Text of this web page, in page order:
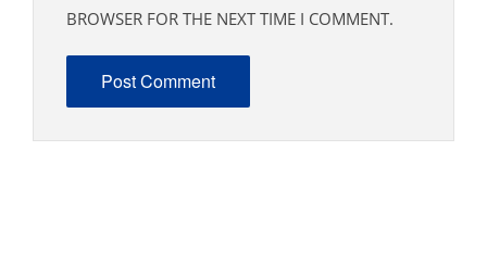
BROWSER FOR THE NEXT TIME I COMMENT.